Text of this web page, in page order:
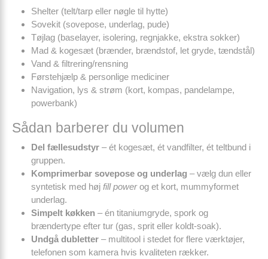
Shelter (telt/tarp eller nøgle til hytte)
Sovekit (sovepose, underlag, pude)
Tøjlag (baselayer, isolering, regnjakke, ekstra sokker)
Mad & kogesæt (brænder, brændstof, let gryde, tændstål)
Vand & filtrering/rensning
Førstehjælp & personlige mediciner
Navigation, lys & strøm (kort, kompas, pandelampe,
powerbank)
Sådan barberer du volumen
Del fællesudstyr – ét kogesæt, ét vandfilter, ét teltbund i
gruppen.
Komprimerbar sovepose og underlag – vælg dun eller
syntetisk med høj fill powerog et kort, mummyformet
underlag.
Simpelt køkken – én titaniumgryde, spork og
brændertype efter tur (gas, sprit eller koldt-soak).
Undgå dubletter – multitool i stedet for flere værktøjer,
telefonen som kamera hvis kvaliteten rækker.